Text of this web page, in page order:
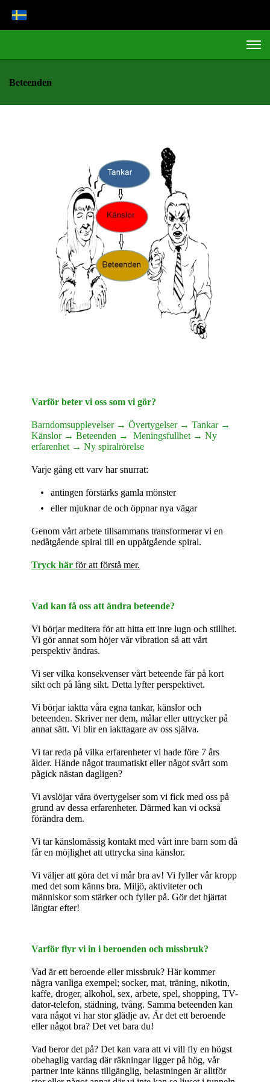
Beteenden
Varför beter vi oss som vi gör?
Barndomsupplevelser → Övertygelser → Tankar →
Känslor → Beteenden → Meningsfullhet → Ny
erfarenhet → Ny spiralrörelse
Varje gång ett varv har snurrat:
antingen förstärks gamla mönster
eller mjuknar de och öppnar nya vägar
Genom vårt arbete tillsammans transformerar vi en
nedåtgående spiral till en uppåtgående spiral.
Tryck här för att förstå mer.
Vad kan få oss att ändra beteende?
Vi börjar meditera för att hitta ett inre lugn och stillhet.
Vi gör annat som höjer vår vibration så att vårt
perspektiv ändras.
Vi ser vilka konsekvenser vårt beteende får på kort
sikt och på lång sikt. Detta lyfter perspektivet.
Vi börjar iaktta våra egna tankar, känslor och
beteenden. Skriver ner dem, målar eller uttrycker på
annat sätt. Vi blir en iakttagare av oss själva.
Vi tar reda på vilka erfarenheter vi hade före 7 års
ålder. Hände något traumatiskt eller något svårt som
pågick nästan dagligen?
Vi avslöjar våra övertygelser som vi fick med oss på
grund av dessa erfarenheter. Därmed kan vi också
förändra dem.
Vi tar känslomässig kontakt med vårt inre barn som då
får en möjlighet att uttrycka sina känslor.
Vi väljer att göra det vi mår bra av! Vi fyller vår kropp
med det som känns bra. Miljö, aktiviteter och
människor som stärker och fyller på. Gör det hjärtat
längtar efter!
Varför flyr vi in i beroenden och missbruk?
Vad är ett beroende eller missbruk? Här kommer
några vanliga exempel; socker, mat, träning, nikotin,
kaffe, droger, alkohol, sex, arbete, spel, shopping, TV-
dator-telefon, städning, tvång. Samma beteenden kan
vara något vi har stor glädje av. Är det ett beroende
eller något bra? Det vet bara du!
Vad beror det på? Det kan vara att vi vill fly en högst
obehaglig vardag där räkningar ligger på hög, vår
partner inte känns tillgänglig, belastningen är alltför